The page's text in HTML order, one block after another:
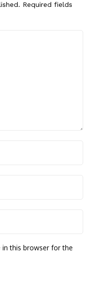
Required fields
in this browser for the